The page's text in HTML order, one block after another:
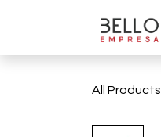
All Products